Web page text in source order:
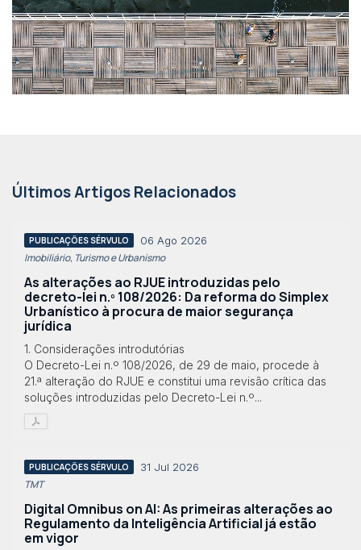
Últimos Artigos Relacionados
PUBLICAÇÕES SÉRVULO 06 Ago 2026
Imobiliário, Turismo e Urbanismo
As alterações ao RJUE introduzidas pelo
decreto-lei n.º 108/2026: Da reforma do Simplex
Urbanístico à procura de maior segurança
jurídica
1. Considerações introdutórias
O Decreto-Lei n.º 108/2026, de 29 de maio, procede à
21.ª alteração do RJUE e constitui uma revisão crítica das
soluções introduzidas pelo Decreto-Lei n.º...
PUBLICAÇÕES SÉRVULO 31 Jul 2026
TMT
Digital Omnibus on AI: As primeiras alterações ao
Regulamento da Inteligência Artificial já estão
em vigor